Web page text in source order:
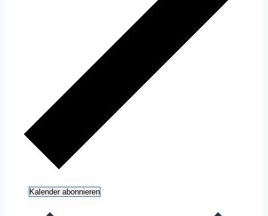
Kalender abonnieren